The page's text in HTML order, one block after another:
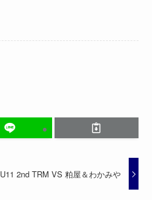
U11 2nd TRM VS 粕屋＆わかみや